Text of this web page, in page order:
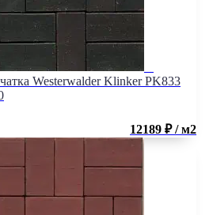
Westerwalder Klinker PK833
12189 ₽ / м2